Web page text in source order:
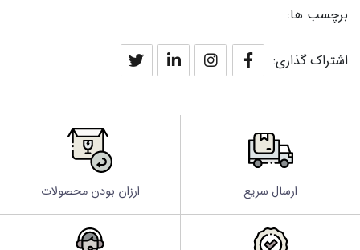
برچسب ها:
اشتراک گذاری:
ارسال سریع ارزان بودن محصولات